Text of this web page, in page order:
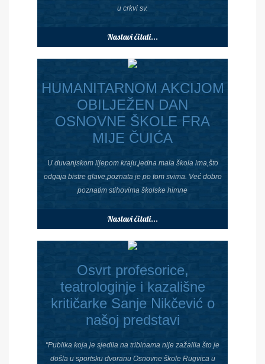
u crkvi sv.
Nastavi čitati...
HUMANITARNOM AKCIJOM
OBILJEŽEN DAN
OSNOVNE ŠKOLE FRA
MIJE ČUIĆA
U duvanjskom lijepom kraju,jedna mala škola ima,što
odgaja bistre glave,poznata je po tom svima. Već dobro
poznatim stihovima školske himne
Nastavi čitati...
Osvrt profesorice,
teatrologinje i kazališne
kritičarke Sanje Nikčević o
našoj predstavi
"Publika koja je sjedila na tribinama nije zažalila što je
došla u sportsku dvoranu Osnovne škole Rugvica u